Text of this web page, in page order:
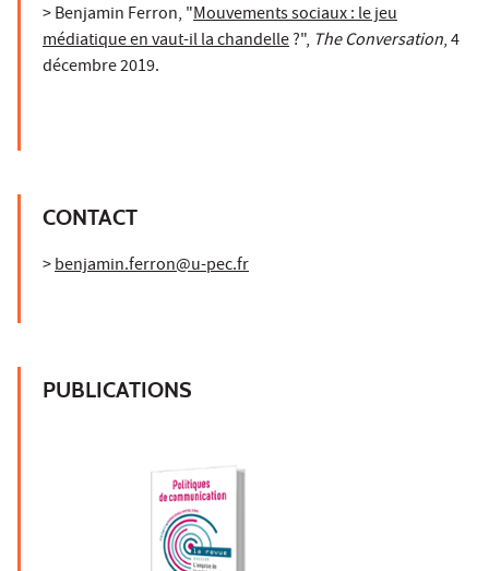
> Benjamin Ferron, "Mouvements sociaux : le jeu
médiatique en vaut-il la chandelle?", The Conversation, 4
décembre 2019.
CONTACT
>benjamin.ferron@u-pec.fr
PUBLICATIONS